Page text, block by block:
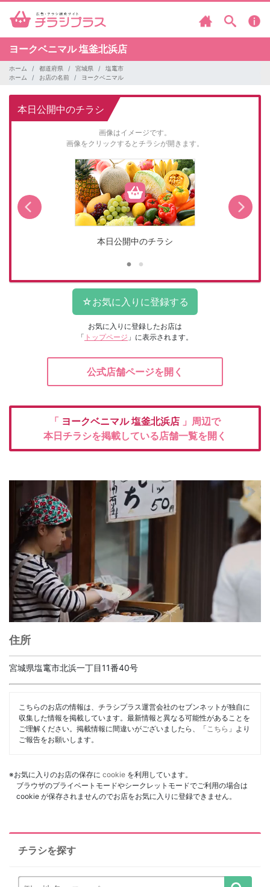
ヨークベニマル塩釜北浜店
ホーム 都道府県 宮城県
塩竃市
ホーム
お店の名前 ヨークベニマル
本日公開中のチラシ
画像はイメージです。
画像をクリックするとチラシが開きます。
本日公開中のチラシ
お気に入りに登録したお店は
「 トップページ 」に表示されます。
公式店舗ページを開く
「 ヨークベニマル塩釜北浜店 」周辺で
本日チラシを掲載している店舗一覧を開く
住所
宮城県塩竃市北浜一丁目11番40号
こちらのお店の情報は、チラシプラス運営会社のセブンネットが独自に
収集した情報を掲載しています。最新情報と異なる可能性があることを
ご理解ください。掲載情報に間違いがございましたら、「 こちら 」より
ご報告をお願いします。
※お気に入りのお店の保存に cookie を利用しています。
ブラウザのプライベートモードやシークレットモードでご利用の場合は
cookie が保存されませんのでお店をお気に入りに登録できません。
チラシを探す